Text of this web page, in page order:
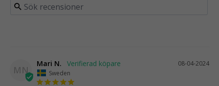
MN
08-04-2024
Mari N.
Sweden